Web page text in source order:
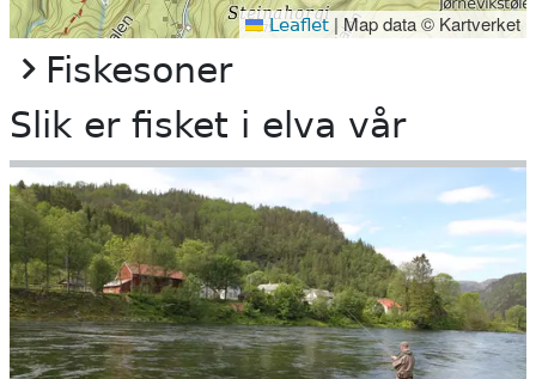
Leaflet |Map data © Kartverket
Fiskesoner
Slik er fisket i elva vår